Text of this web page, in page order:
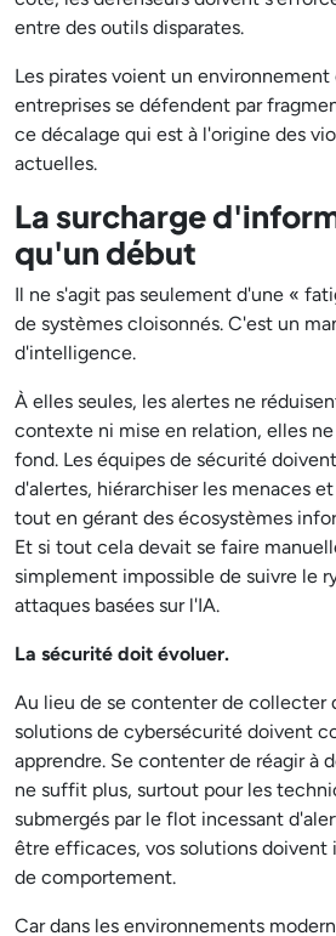
entre des outils disparates.
Les pirates voient un environnement
entreprises se défendent par
ce décalage qui est à l'origine des
actuelles.
La surcharge
qu'un début
Il ne s'agit pas seulement d'une «
de systèmes cloisonnés. C'est un
d'intelligence.
À elles seules, les alertes ne
contexte ni mise en relation, elles
fond. Les équipes de sécurité
d'alertes, hiérarchiser les menaces
tout en gérant des écosystèmes
Et si tout cela devait se faire
simplement impossible de suivre le
attaques basées sur l'IA.
La sécurité doit évoluer.
Au lieu de se contenter de collecter
solutions de cybersécurité doivent
apprendre. Se contenter de réagir à
ne suffit plus, surtout pour les
submergés par le flot incessant
être efficaces, vos solutions doivent
de comportement.
Car dans les environnements